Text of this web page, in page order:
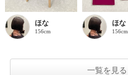
ほな
156cm
ほな
156cm
一覧を見る